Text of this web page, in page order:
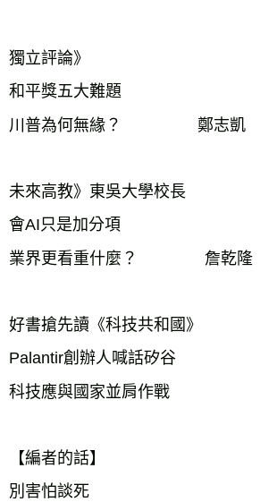
獨立評論》
和平獎五大難題
川普為何無緣？ 鄭志凱
未來高教》東吳大學校長
會AI只是加分項
業界更看重什麼？ 詹乾隆
好書搶先讀《科技共和國》
Palantir創辦人喊話矽谷
科技應與國家並肩作戰
【編者的話】
別害怕談死